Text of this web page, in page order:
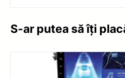
S-ar putea să îți